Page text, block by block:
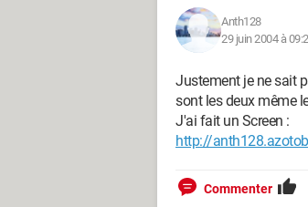
Anth128
29 juin 2004 à
Justement je ne sait
sont les deux même
J'ai fait un Screen :
http://
Commenter